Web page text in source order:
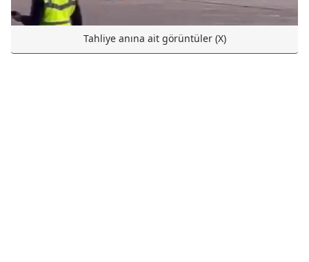
Tahliye anına ait görüntüler (X)